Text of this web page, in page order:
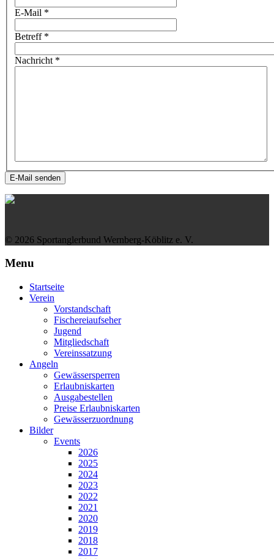
E-Mail *
Betreff*
Nachricht *
E-Mail senden
© 2026 Sportanglerbund Wernberg-Köblitz e. V.
Menu
Startseite
Verein
Vorstandschaft
Fischereiaufseher
Jugend
Mitgliedschaft
Vereinssatzung
Angeln
Gewässersperren
Erlaubniskarten
Ausgabestellen
Preise Erlaubniskarten
Gewässerzuordnung
Bilder
Events
2026
2025
2024
2023
2022
2021
2020
2019
2018
2017